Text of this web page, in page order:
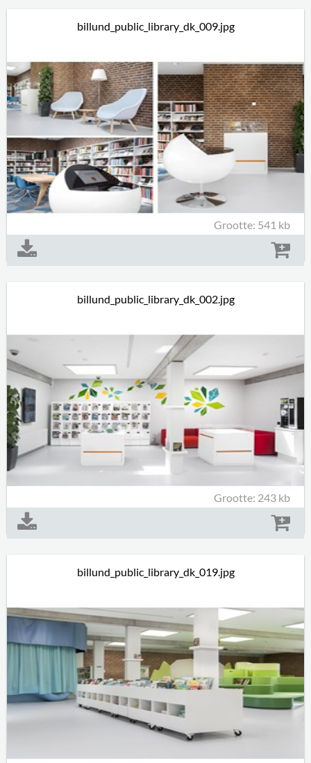
billund_public_library_dk_009.jpg
Grootte: 541 kb
billund_public_library_dk_002.jpg
Grootte: 243 kb
billund_public_library_dk_019.jpg